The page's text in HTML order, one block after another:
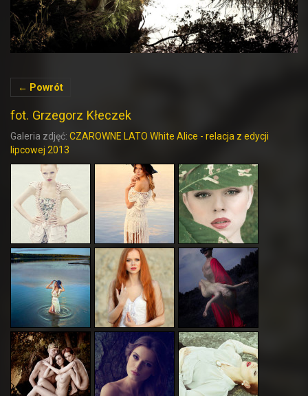
← Powrót
fot. Grzegorz Kłeczek
Galeria zdjęć: CZAROWNE LATO White Alice - relacja z edycji
lipcowej 2013